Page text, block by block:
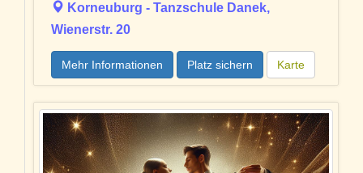
Korneuburg - Tanzschule Danek,
Wienerstr. 20
Mehr Informationen Platz sichern Karte